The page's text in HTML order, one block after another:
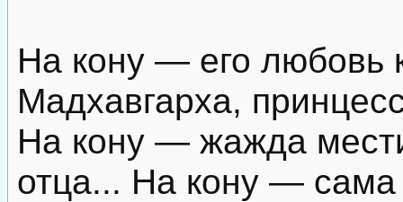
На кону — его любовь
Мадхавгарха,
На кону — жажда
отца... На кону —